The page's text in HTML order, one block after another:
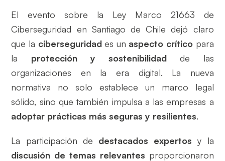
El evento sobre la Ley Marco 21663 de
Ciberseguridad en Santiago de Chile dejó claro
que la ciberseguridades un aspecto crítico para
la protección y sostenibilidad de las
organizaciones en la era digital. La nueva
normativa no solo establece un marco legal
sólido, sino que también impulsa a las empresas a
adoptar prácticas más seguras y resilientes.
La participación de destacados expertos y la
discusión de temas relevantes proporcionaron